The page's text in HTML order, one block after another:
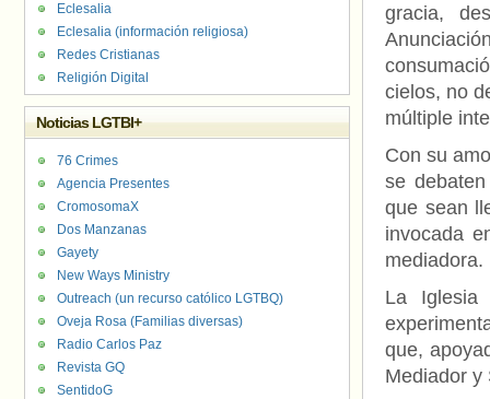
gracia,
cielos, no
múltiple
Con su
se
que sean
invocada
mediadora.
La Iglesia
que,
Mediador y
Eclesalia
Eclesalia (información religiosa)
Redes Cristianas
Religión Digital
Noticias LGTBI+
76 Crimes
Agencia Presentes
CromosomaX
Dos Manzanas
Gayety
New Ways Ministry
Outreach (un recurso católico LGTBQ)
Oveja Rosa (Familias diversas)
Radio Carlos Paz
Revista GQ
SentidoG